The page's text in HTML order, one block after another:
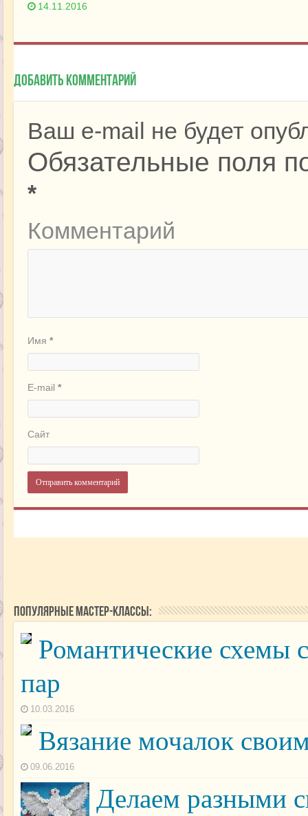
14.11.2016
Добавить комментарий
Ваш e-mail не будет
Обязательные поля
*
Комментарий
Имя *
E-mail *
Сайт
Популярные мастер-классы:
Романтические схемы
пар
10.03.2016
Вязание мочалок
09.06.2016
Делаем разными